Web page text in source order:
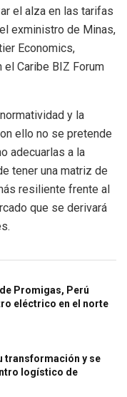
el alza en las tarifas
exministro de Minas,
Economics,
el Caribe BIZ Forum
y la
ello no se pretende
adecuarlas a la
tener una matriz de
resiliente frente al
que se derivará
Promigas, Perú
eléctrico en el norte
transformación y se
logístico de